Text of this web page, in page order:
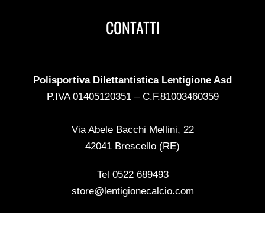
CONTATTI
Polisportiva Dilettantistica Lentigione Asd
P.IVA 01405120351 – C.F.81003460359
Via Abele Bacchi Mellini, 22
42041 Brescello (RE)
Tel 0522 689493
store@lentigionecalcio.com